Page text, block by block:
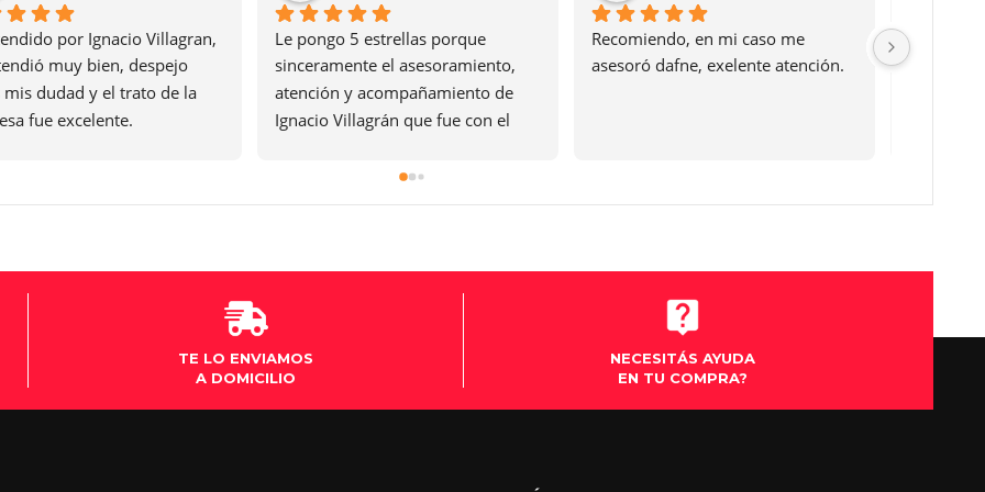
Genial la atención de Ignacio
Villagrán, estaba en duda que
moto comprar y no solo le ayudó a
elegir si no que me tiró consejos,
Dafne una genia! un trato
hermoso. Super recomendado!
Muy buen lugar, mucha variedad,
buenos precios (tuve la suerte de
TE LO ENVIAMOS
A DOMICILIO
NECESITÁS AYUDA
EN TU COMPRA?